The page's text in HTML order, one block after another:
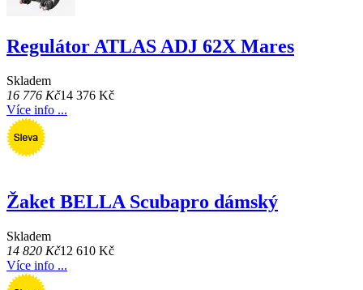
Regulátor ATLAS ADJ 62X Mares
Skladem
16 776 Kč14 376 Kč
Více info ...
Žaket BELLA Scubapro dámský
Skladem
14 820 Kč12 610 Kč
Více info ...